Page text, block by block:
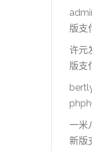
版支
许元
版支
一米
新版